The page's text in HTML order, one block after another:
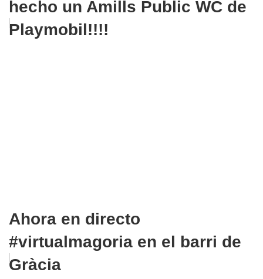
hecho un Amills Public WC de
Playmobil!!!!
Ahora en directo
#virtualmagoria en el barri de
Gràcia